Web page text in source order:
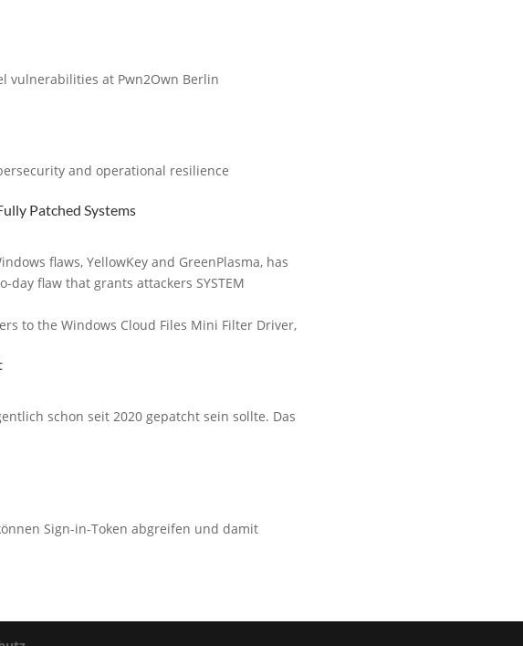
vulnerabilities at Pwn2Own Berlin
and operational resilience
Patched Systems
flaws, YellowKey and GreenPlasma, has
flaw that grants attackers SYSTEM
to the Windows Cloud Files Mini Filter Driver,
schon seit 2020 gepatcht sein sollte. Das
Sign-in-Token abgreifen und damit